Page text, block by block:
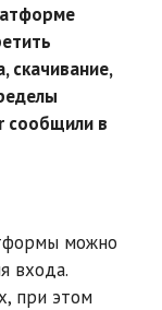
скачивание,
сообщили в
можно
входа.
при этом